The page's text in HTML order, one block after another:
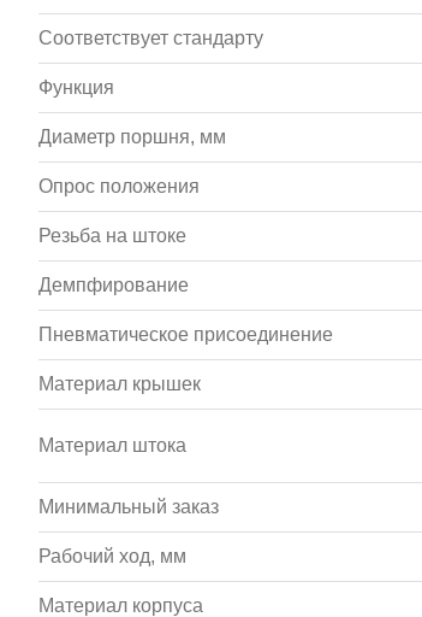
Соответствует стандарту
Функция
Диаметр поршня, мм
Опрос положения
Резьба на штоке
Демпфирование
Пневматическое присоединение
Материал крышек
Материал штока
Минимальный заказ
Рабочий ход, мм
Материал корпуса